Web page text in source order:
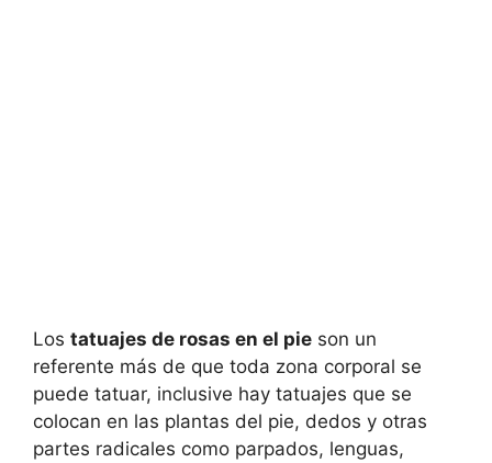
Los tatuajes de rosas en el pie son un
referente más de que toda zona corporal se
puede tatuar, inclusive hay tatuajes que se
colocan en las plantas del pie, dedos y otras
partes radicales como parpados, lenguas,